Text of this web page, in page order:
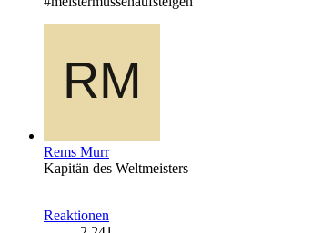
Rems Murr
Kapitän des Weltmeisters
Reaktionen